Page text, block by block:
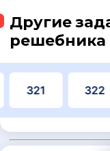
Другие
решебника
321 322